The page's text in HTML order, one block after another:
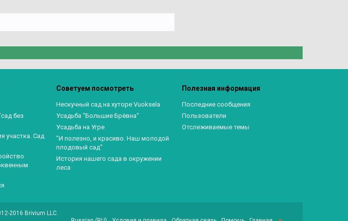
без
участка. Сад
Советуем посмотреть
Нескучный сад на хуторе Vuoksela
Усадьба "Большие Брёвна"
Усадьба на Угре
"И полезно, и красиво. Наш молодой
плодовый сад"
История нашего сада в окружении
леса
Полезная информация
Последние сообщения
Пользователи
Отслеживаемые темы
2016 Brivium LLC.